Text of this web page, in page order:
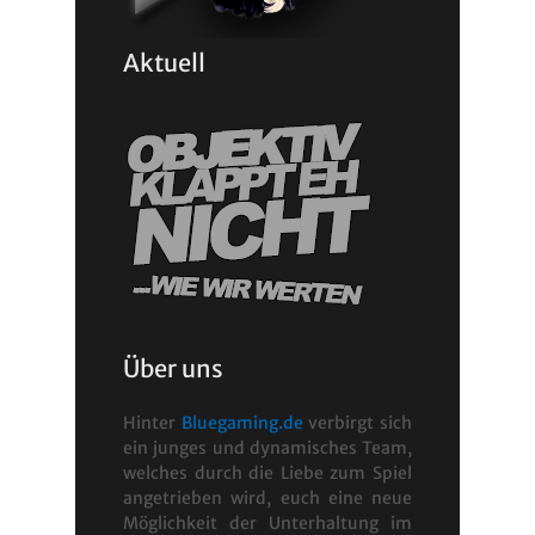
Aktuell
Über uns
Hinter Bluegaming.de verbirgt sich
ein junges und dynamisches Team,
welches durch die Liebe zum Spiel
angetrieben wird, euch eine neue
Möglichkeit der Unterhaltung im